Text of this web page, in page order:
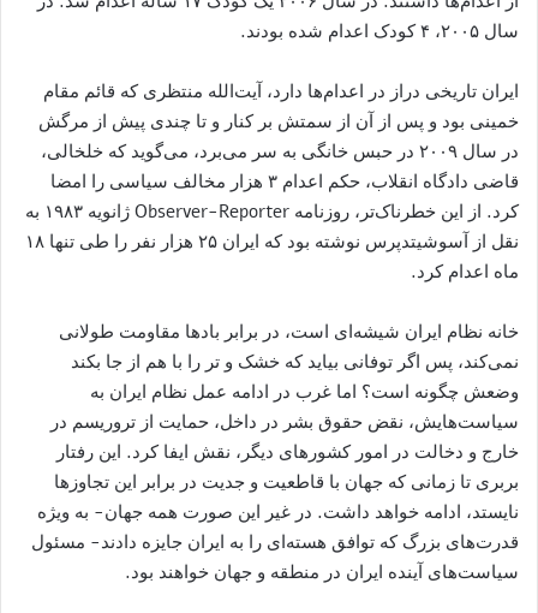
سال ۲۰۰۵، ۴ کودک اعدام شده بودند.
ایران تاریخی دراز در اعدام‌ها دارد، آیت‌الله منتظری که قائم مقام
خمینی بود و پس از آن از سمتش بر کنار و تا چندی پیش از مرگش
در سال ۲۰۰۹ در حبس خانگی به سر می‌برد، می‌گوید که خلخالی،
قاضی دادگاه انقلاب، حکم اعدام ۳ هزار مخالف سیاسی را امضا
کرد. از این خطرناک‌تر، روزنامه Observer-Reporter ژانویه ۱۹۸۳ به
نقل از آسوشیتدپرس نوشته بود که ایران ۲۵ هزار نفر را طی تنها ۱۸
ماه اعدام کرد.
خانه نظام ایران شیشه‌ای است، در برابر بادها مقاومت طولانی
نمی‌کند، پس اگر توفانی بیاید که خشک و تر را با هم از جا بکند
وضعش چگونه است؟ اما غرب در ادامه عمل نظام ایران به
سیاست‌هایش، نقض حقوق بشر در داخل، حمایت از تروریسم در
خارج و دخالت در امور کشورهای دیگر، نقش ایفا کرد. این رفتار
بربری تا زمانی که جهان با قاطعیت و جدیت در برابر این تجاوزها
نایستد، ادامه خواهد داشت. در غیر این صورت همه جهان- به ویژه
قدرت‌های بزرگ که توافق هسته‌ای را به ایران جایزه دادند- مسئول
سیاست‌های آینده ایران در منطقه و جهان خواهند بود.